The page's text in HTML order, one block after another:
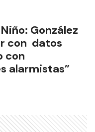
González
con datos
con
alarmistas”